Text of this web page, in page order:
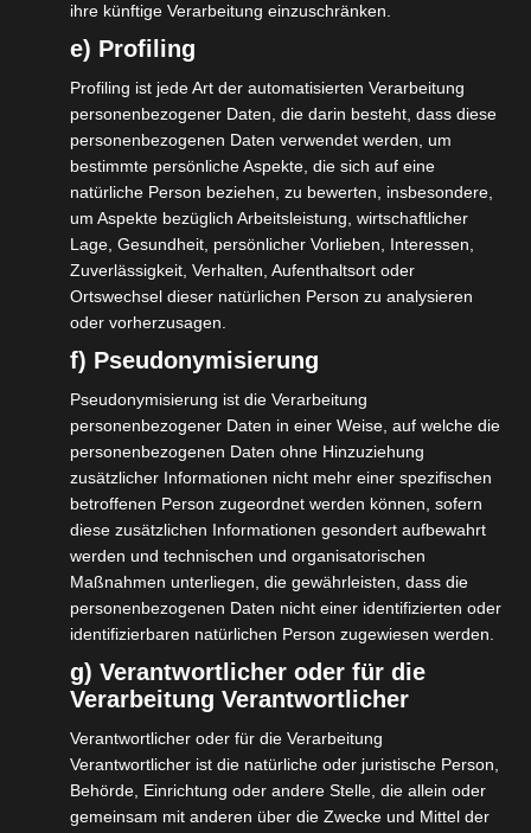
nächsten Wochen können wir nur
spekulieren und wir möchten deshalb
momentan von vorschnellen allgemeinen
Statements oder Forderungen absehen.
Was dabei passieren kann, hat sich
eindrucksvoll am Statement vom BDKV
gezeigt, welches der Verband bereits letzte
Woche veröffentlicht hat:
https://bit.ly/39y7B1m
Die Replik folgte auf dem Fuße:
http://beta.musikwoche.de/details/448475
Die eigene Mitgliedschaft revidiert dann
zusätzlich noch die Aussage des Verbandes:
http://beta.musikwoche.de/details/448518
Wenn wir die ersten Konzertabsagen in
Deutschland erleben, und die
Wahrscheinlichkeit solcher Szenarien sind in
der letzten Woche deutlich gestiegen, wird
die Warnung vom BDKV möglicherweise von
der Realität überholt werden, aber auch
schon längst verhallt sein.
Ein Problem sehen wir auch in den sozialen
Netzwerken. Die Nachrichten über die
ihre künftige Verarbeitung einzuschränken.
e) Profiling
Profiling ist jede Art der automatisierten Verarbeitung
personenbezogener Daten, die darin besteht, dass diese
personenbezogenen Daten verwendet werden, um
bestimmte persönliche Aspekte, die sich auf eine
natürliche Person beziehen, zu bewerten, insbesondere,
um Aspekte bezüglich Arbeitsleistung, wirtschaftlicher
Lage, Gesundheit, persönlicher Vorlieben, Interessen,
Zuverlässigkeit, Verhalten, Aufenthaltsort oder
Ortswechsel dieser natürlichen Person zu analysieren
oder vorherzusagen.
f) Pseudonymisierung
Pseudonymisierung ist die Verarbeitung
personenbezogener Daten in einer Weise, auf welche die
personenbezogenen Daten ohne Hinzuziehung
zusätzlicher Informationen nicht mehr einer spezifischen
betroffenen Person zugeordnet werden können, sofern
diese zusätzlichen Informationen gesondert aufbewahrt
werden und technischen und organisatorischen
Maßnahmen unterliegen, die gewährleisten, dass die
personenbezogenen Daten nicht einer identifizierten oder
identifizierbaren natürlichen Person zugewiesen werden.
g) Verantwortlicher oder für die
Verarbeitung Verantwortlicher
Verantwortlicher oder für die Verarbeitung
Verantwortlicher ist die natürliche oder juristische Person,
Behörde, Einrichtung oder andere Stelle, die allein oder
gemeinsam mit anderen über die Zwecke und Mittel der